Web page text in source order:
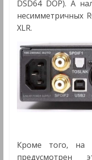
DSD64 DOP). А
несимметричных
XLR.
Кроме того, на
предусмотрен